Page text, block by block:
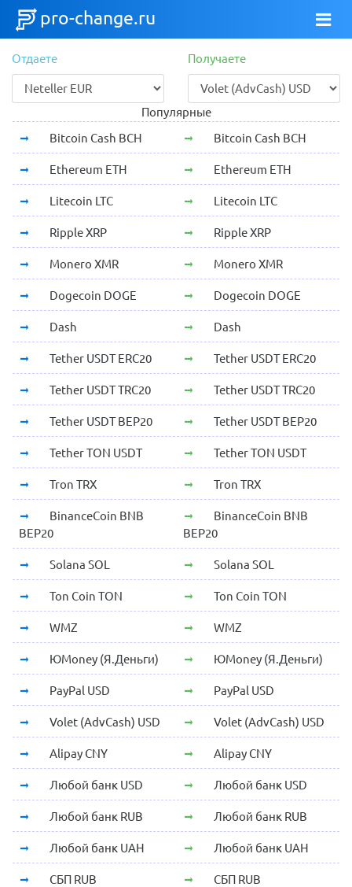
pro-change.ru
Отдаете Получаете
Популярные
Bitcoin Cash BCH
Bitcoin Cash BCH
Ethereum ETH Ethereum ETH
Litecoin LTC Litecoin LTC
Ripple XRP Ripple XRP
Monero XMR Monero XMR
Dogecoin DOGE Dogecoin DOGE
Dash Dash
Tether USDT ERC20 Tether USDT ERC20
Tether USDT TRC20 Tether USDT TRC20
Tether USDT BEP20 Tether USDT BEP20
Tether TON USDT Tether TON USDT
Tron TRX Tron TRX
BinanceCoin BNB
BEP20
BinanceCoin BNB
BEP20
Solana SOL Solana SOL
Ton Coin TON Ton Coin TON
WMZ WMZ
ЮMoney (Я.Деньги) ЮMoney (Я.Деньги)
PayPal USD PayPal USD
Volet (AdvCash) USD Volet (AdvCash) USD
Alipay CNY Alipay CNY
Любой банк USD Любой банк USD
Любой банк RUB Любой банк RUB
Любой банк UAH Любой банк UAH
СБП RUB СБП RUB